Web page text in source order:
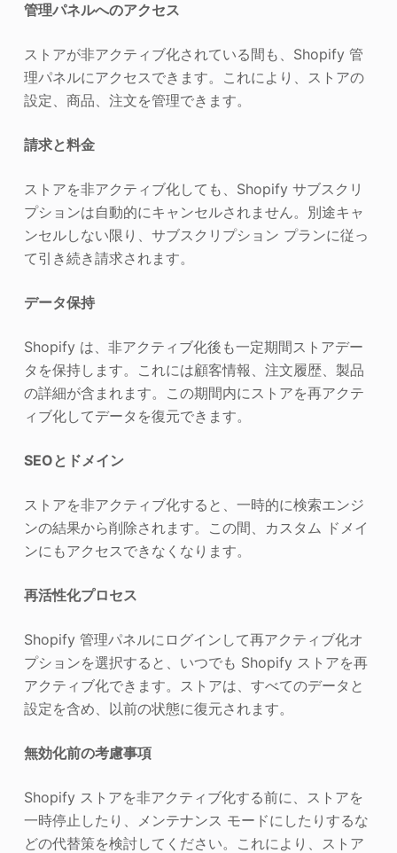
管理パネルへのアクセス
ストアが非アクティブ化されている間も、Shopify 管
理パネルにアクセスできます。これにより、ストアの
設定、商品、注文を管理できます。
請求と料金
ストアを非アクティブ化しても、Shopify サブスクリ
プションは自動的にキャンセルされません。別途キャ
ンセルしない限り、サブスクリプション プランに従っ
て引き続き請求されます。
データ保持
Shopify は、非アクティブ化後も一定期間ストアデー
タを保持します。これには顧客情報、注文履歴、製品
の詳細が含まれます。この期間内にストアを再アクテ
ィブ化してデータを復元できます。
SEOとドメイン
ストアを非アクティブ化すると、一時的に検索エンジ
ンの結果から削除されます。この間、カスタム ドメイ
ンにもアクセスできなくなります。
再活性化プロセス
Shopify 管理パネルにログインして再アクティブ化オ
プションを選択すると、いつでも Shopify ストアを再
アクティブ化できます。ストアは、すべてのデータと
設定を含め、以前の状態に復元されます。
無効化前の考慮事項
Shopify ストアを非アクティブ化する前に、ストアを
一時停止したり、メンテナンス モードにしたりするな
どの代替策を検討してください。これにより、ストア